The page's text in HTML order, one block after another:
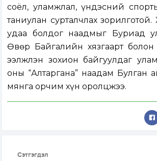
соёл, уламжлал, үндэсний
таниулан сурталчлах
удаа болдог наадмыг Буриад
Өвөр Байгалийн хязгаарт
ээлжлэн зохион байгуулдаг
оны “Алтаргана” наадам Булган
мянга орчим хүн оролцжээ.
Сэтгэгдэл